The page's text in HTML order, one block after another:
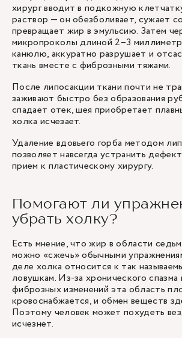
хирург вводит в подкожную
раствор — он обезболивает, сужает
превращает жир в эмульсию. Затем
микропроколы длиной 2–3
канюлю, аккуратно разрушает и
ткань вместе с фиброзными тяжами.
После липосакции ткани почти не
заживают быстро без образования
спадает отек, шея приобретает
холка исчезает.
Удаление вдовьего горба методом
позволяет навсегда устранить
прием к пластическому хирургу.
Помогают ли
убрать холку?
Есть мнение, что жир в области
можно «сжечь» обычными
деле холка относится к так
ловушкам. Из-за хронического
фиброзных изменений эта область
кровоснабжается, и обмен веществ
Поэтому человек может похудеть
исчезнет.